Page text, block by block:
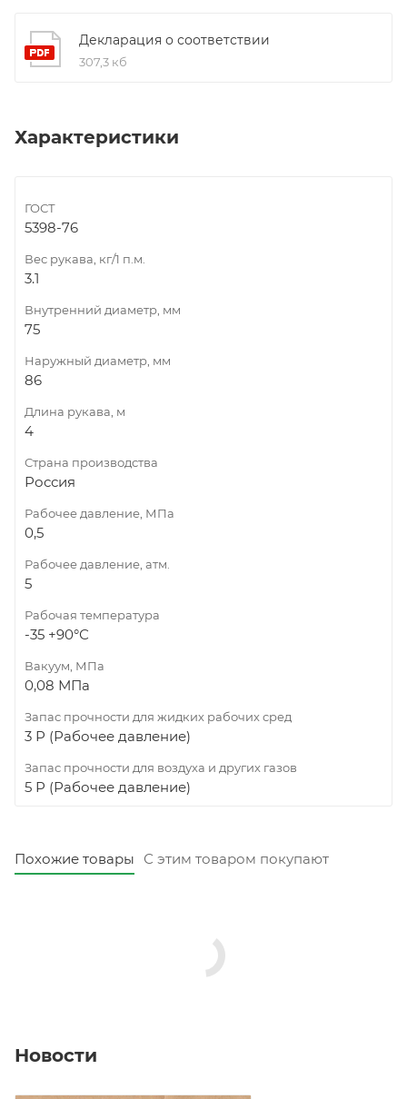
Декларация о соответствии
307,3 кб
Характеристики
ГОСТ
5398-76
Вес рукава, кг/1 п.м.
3.1
Внутренний диаметр, мм
75
Наружный диаметр, мм
86
Длина рукава, м
4
Страна производства
Россия
Рабочее давление, МПа
0,5
Рабочее давление, атм.
5
Рабочая температура
-35 +90°С
Вакуум, МПа
0,08 МПа
Запас прочности для жидких рабочих сред
3 Р (Рабочее давление)
Запас прочности для воздуха и других газов
5 Р (Рабочее давление)
Похожие товары С этим товаром покупают
Новости